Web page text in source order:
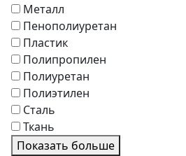
Металл
Пенополиуретан
Пластик
Полипропилен
Полиуретан
Полиэтилен
Сталь
Ткань
Показать больше